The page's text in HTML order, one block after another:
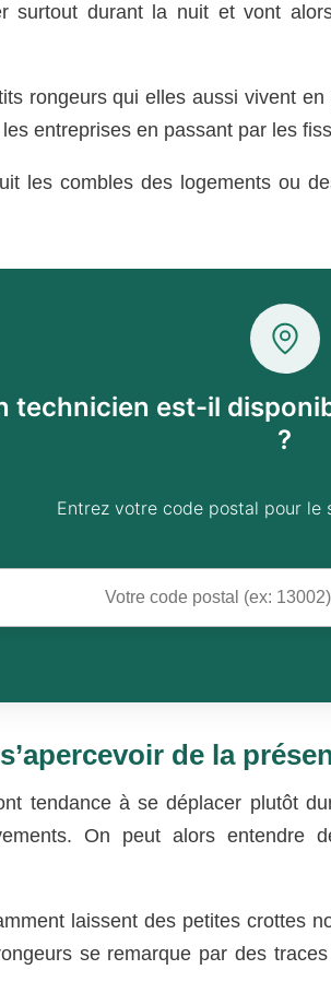
surtout durant la nuit et vont
rongeurs qui elles aussi vivent
entreprises en passant par les
les combles des logements ou
technicien est-il
?
Entrez votre code postal pour le
de la
tendance à se déplacer plutôt
On peut alors entendre
laissent des petites crottes
se remarque par des